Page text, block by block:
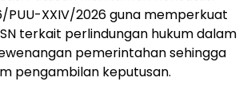
PUU-XXIV/2026 guna memperkuat
terkait perlindungan hukum dalam
pemerintahan sehingga
pengambilan keputusan.